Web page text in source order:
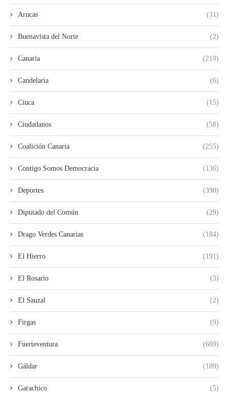
Arucas (31)
Buenavista del Norte (2)
Canaria (210)
Candelaria (6)
Ciuca (15)
Ciudadanos (58)
Coalición Canaria (255)
Contigo Somos Democracia (136)
Deportes (390)
Diputado del Común (29)
Drago Verdes Canarias (184)
El Hierro (191)
El Rosario (3)
El Sauzal (2)
Firgas (9)
Fuerteventura (669)
Gáldar (189)
Garachico (5)